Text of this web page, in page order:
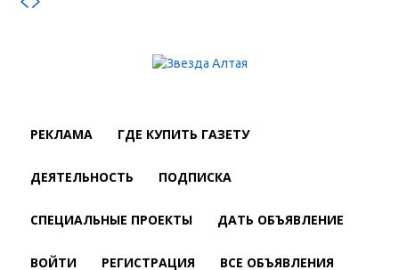
РЕКЛАМА ГДЕ КУПИТЬ ГАЗЕТУ
ДЕЯТЕЛЬНОСТЬ ПОДПИСКА
СПЕЦИАЛЬНЫЕ ПРОЕКТЫ ДАТЬ ОБЪЯВЛЕНИЕ
ВОЙТИ РЕГИСТРАЦИЯ ВСЕ ОБЪЯВЛЕНИЯ